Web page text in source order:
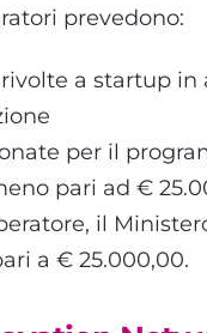
prevedono:
a startup in
per il
pari ad €
il
a € 25.000,00.